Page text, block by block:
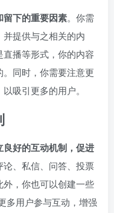
下的重要因素。你需
提供与之相关的内
播等形式，你的内容
同时，你需要注意更
吸引更多的用户。
良好的互动机制，促进
论、私信、问答、投票
，你也可以创建一些
多用户参与互动，增强